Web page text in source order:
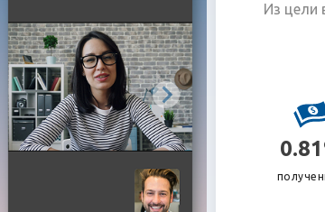
Из цели